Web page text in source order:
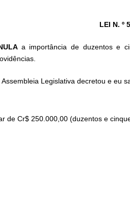
LEI N. º
a importância de duzentos e
Legislativa decretou e eu
de Cr$ 250.000,00 (duzentos e